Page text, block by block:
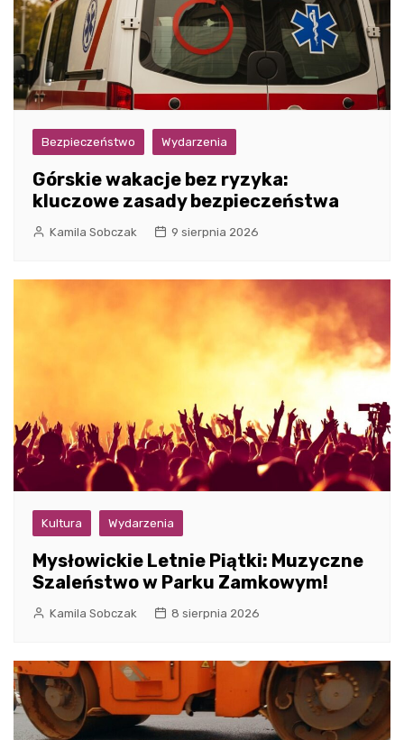
Bezpieczeństwo Wydarzenia
Górskie wakacje bez ryzyka:
kluczowe zasady bezpieczeństwa
Kamila Sobczak 9 sierpnia 2026
Kultura Wydarzenia
Mysłowickie Letnie Piątki: Muzyczne
Szaleństwo w Parku Zamkowym!
Kamila Sobczak 8 sierpnia 2026